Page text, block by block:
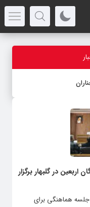
در گلبهار برگزار
جلسه هماهنگی برای